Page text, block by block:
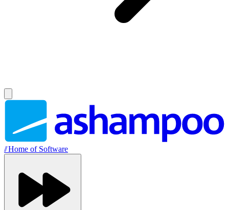
//Home of Software